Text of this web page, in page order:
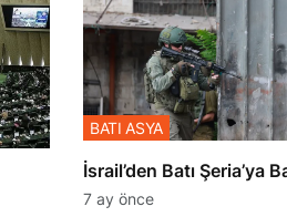
​​​​​​​İsrail’den Batı Şeria’ya
BATI ASYA
7 ay önce